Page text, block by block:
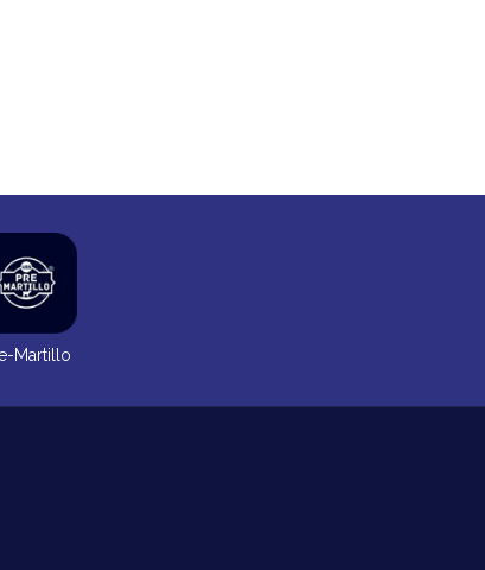
Martillo